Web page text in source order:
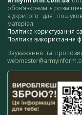
обов’язковим є
відкритого для
матеріал.
Політика користування
Політика використання
Зауваження та